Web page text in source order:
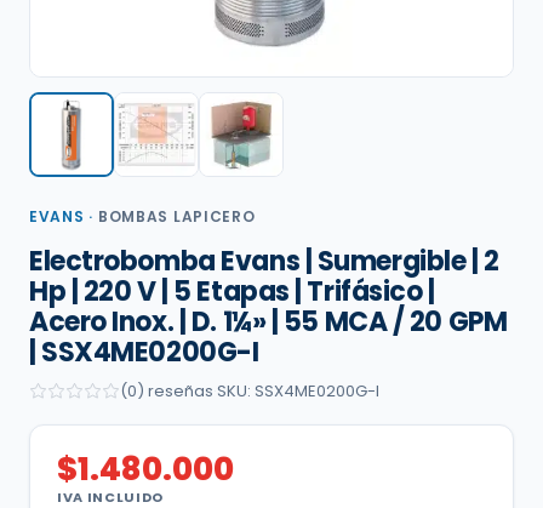
EVANS · BOMBAS LAPICERO
Electrobomba Evans | Sumergible | 2
Hp | 220 V | 5 Etapas | Trifásico |
Acero Inox. | D. 1¼» | 55 MCA / 20 GPM
| SSX4ME0200G-I
(0) reseñas SKU: SSX4ME0200G-I
$1.480.000
IVA INCLUIDO